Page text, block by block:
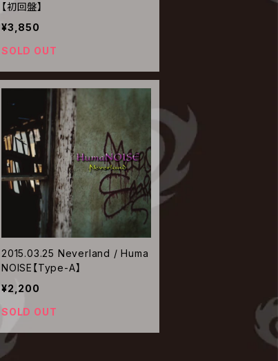
【初回盤】
¥3,850
SOLD OUT
2015.03.25 Neverland / Huma
NOISE【Type-A】
¥2,200
SOLD OUT